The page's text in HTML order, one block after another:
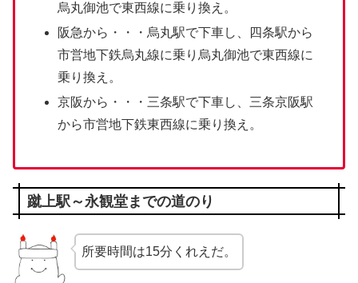
烏丸御池で東西線に乗り換え。
阪急から・・・烏丸駅で下車し、四条駅から
市営地下鉄烏丸線に乗り烏丸御池で東西線に
乗り換え。
京阪から・・・三条駅で下車し、三条京阪駅
から市営地下鉄東西線に乗り換え。
蹴上駅～永観堂までの道のり
所要時間は15分くれえだ。